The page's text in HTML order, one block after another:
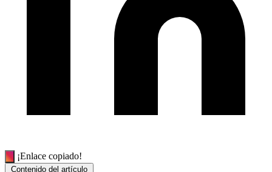
¡Enlace copiado!
Contenido del artículo